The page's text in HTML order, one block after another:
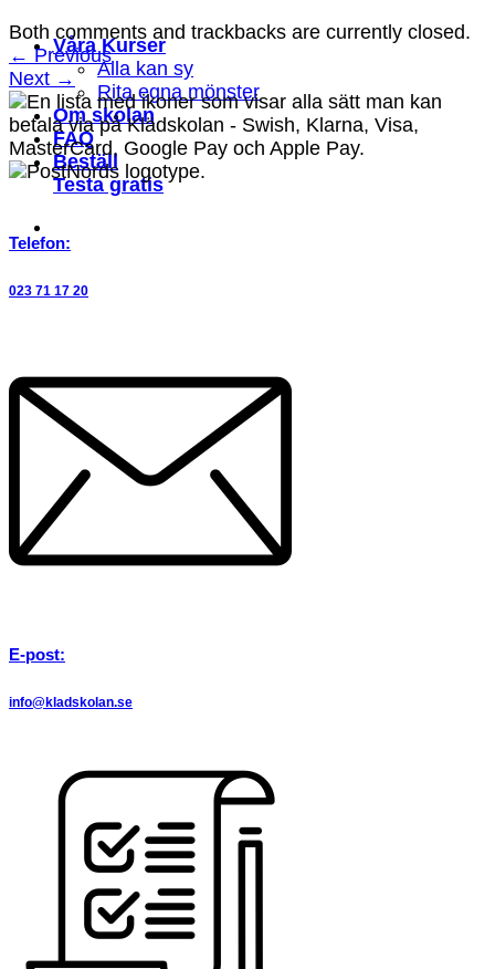
Våra Kurser
Alla kan sy
Rita egna mönster
Om skolan
FAQ
Beställ
Testa gratis
Both comments and trackbacks are currently closed.
← Previous
Next →
Telefon:
023 71 17 20
E-post:
info@kladskolan.se